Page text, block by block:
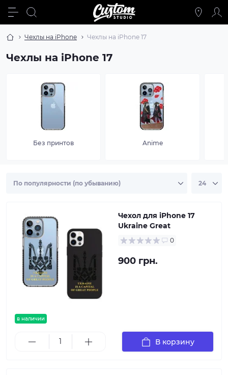
Чехлы на iPhone Чехлы на iPhone 17
Чехлы на iPhone 17
Без принтов Anime
в наличии
Чехол для iPhone 17
Ukraine Great
0
900 грн.
В корзину